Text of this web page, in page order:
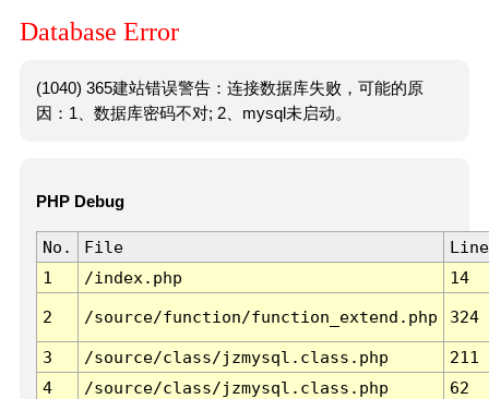
Database Error
(1040) 365建站错误警告：连接数据库失败，可能的原
因：1、数据库密码不对; 2、mysql未启动。
PHP Debug
No. File
Line
1
/index.php 14
2 /source/function/function_extend.php 324
3 /source/class/jzmysql.class.php
211
4
/source/class/jzmysql.class.php
62